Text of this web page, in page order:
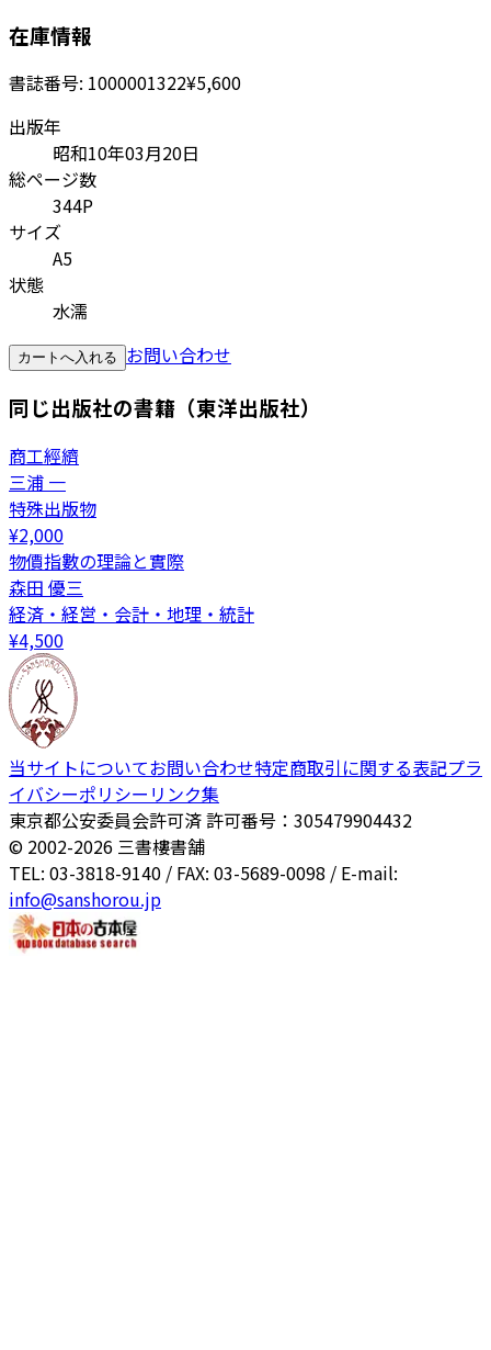
在庫情報
書誌番号: 1000001322¥5,600
出版年
昭和10年03月20日
総ページ数
344P
サイズ
A5
状態
水濡
カートへ入れる お問い合わせ
同じ出版社の書籍（東洋出版社）
商工經纃
三浦 一
特殊出版物
¥2,000
物價指數の理論と實際
森田 優三
経済・経営・会計・地理・統計
¥4,500
当サイトについてお問い合わせ特定商取引に関する表記プラ
イバシーポリシー リンク集
東京都公安委員会許可済 許可番号：305479904432
© 2002-2026 三書樓書舗
TEL: 03-3818-9140 / FAX: 03-5689-0098 / E-mail:
info@sanshorou.jp